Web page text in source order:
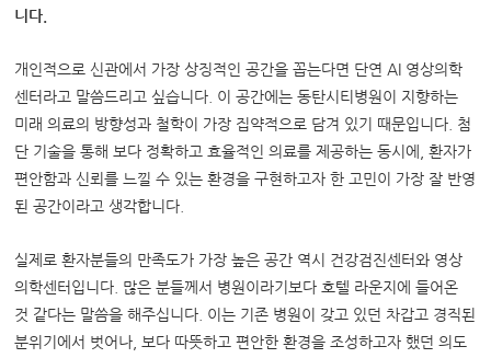
니다.
개인적으로 신관에서 가장 상징적인 공간을 꼽는다면 단연 AI 영상의학
센터라고 말씀드리고 싶습니다. 이 공간에는 동탄시티병원이 지향하는
미래 의료의 방향성과 철학이 가장 집약적으로 담겨 있기 때문입니다. 첨
단 기술을 통해 보다 정확하고 효율적인 의료를 제공하는 동시에, 환자가
편안함과 신뢰를 느낄 수 있는 환경을 구현하고자 한 고민이 가장 잘 반영
된 공간이라고 생각합니다.
실제로 환자분들의 만족도가 가장 높은 공간 역시 건강검진센터와 영상
의학센터입니다. 많은 분들께서 병원이라기보다 호텔 라운지에 들어온
것 같다는 말씀을 해주십니다. 이는 기존 병원이 갖고 있던 차갑고 경직된
분위기에서 벗어나, 보다 따뜻하고 편안한 환경을 조성하고자 했던 의도